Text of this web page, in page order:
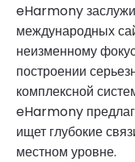
eHarmony
международных
неизменному
построении
комплексной
eHarmony
ищет глубокие
местном уровне.